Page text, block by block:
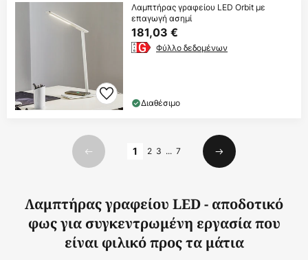
Λαμπτήρας γραφείου LED Orbit με
επαγωγή ασημί
181,03 €
Φύλλο δεδομένων
Διαθέσιμο
Προηγούμενο
1 2 3 ... 7
Επόμενο
Λαμπτήρας γραφείου LED - αποδοτικό
φως για συγκεντρωμένη εργασία που
είναι φιλικό προς τα μάτια